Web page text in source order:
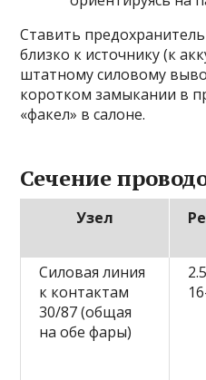
Ставить
близко к источнику (к
штатному силовому
коротком замыкании в
«факел» в салоне.
Сечение
Узел
Силовая линия
к контактам
30/87 (общая
на обе фары)